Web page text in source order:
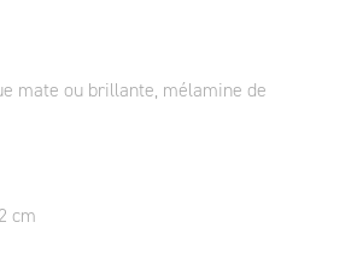
mate ou brillante, mélamine de
cm